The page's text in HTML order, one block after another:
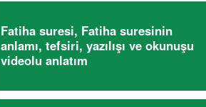
Fatiha suresi, Fatiha suresinin
anlamı, tefsiri, yazılışı ve okunuşu
videolu anlatım